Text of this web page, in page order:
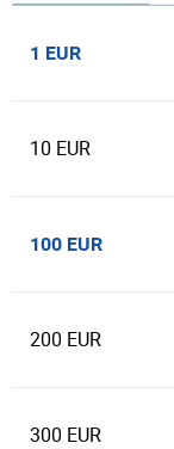
1 EUR
10 EUR
100 EUR
200 EUR
300 EUR